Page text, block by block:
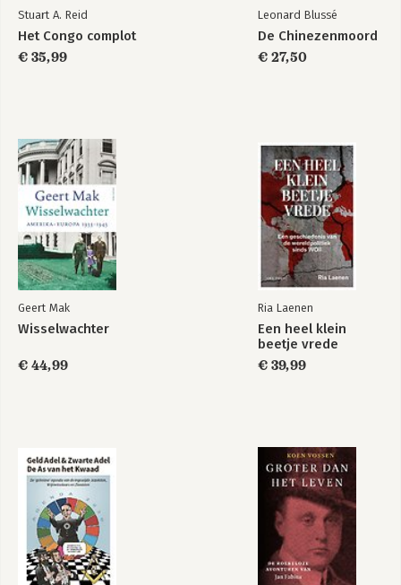
Stuart A. Reid
Het Congo complot
€ 35,99
Leonard Blussé
De Chinezenmoord
€ 27,50
Geert Mak
Wisselwachter
€ 44,99
Ria Laenen
Een heel klein
beetje vrede
€ 39,99